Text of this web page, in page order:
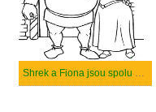
Shrek a Fiona jsou spolu šťastní